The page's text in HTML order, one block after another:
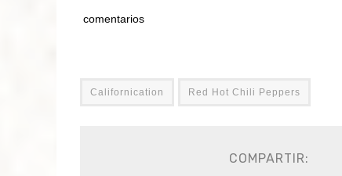
comentarios
Californication Red Hot Chili Peppers
COMPARTIR: